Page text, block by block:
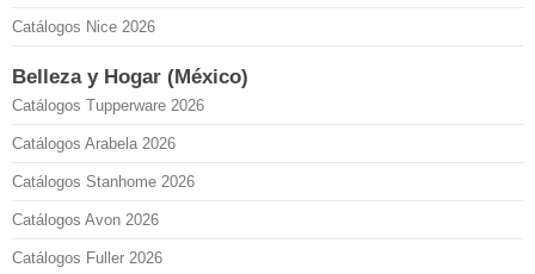
Catálogos Nice 2026
Belleza y Hogar (México)
Catálogos Tupperware 2026
Catálogos Arabela 2026
Catálogos Stanhome 2026
Catálogos Avon 2026
Catálogos Fuller 2026